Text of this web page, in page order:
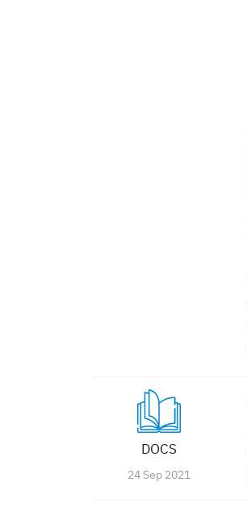
DOCS
24 Sep 2021